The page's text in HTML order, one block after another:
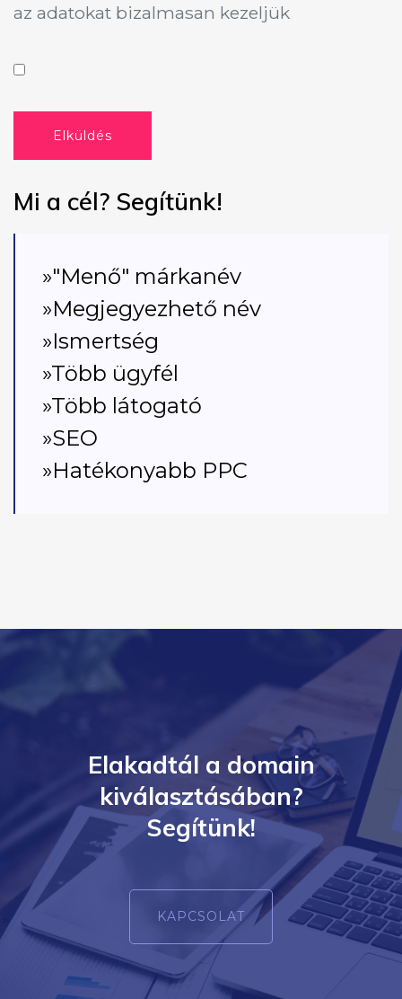
az adatokat bizalmasan kezeljük
Elküldés
Mi a cél? Segítünk!
»"Menő" márkanév
»Megjegyezhető név
»Ismertség
»Több ügyfél
»Több látogató
»SEO
»Hatékonyabb PPC
Elakadtál a domain
kiválasztásában?
Segítünk!
KAPCSOLAT